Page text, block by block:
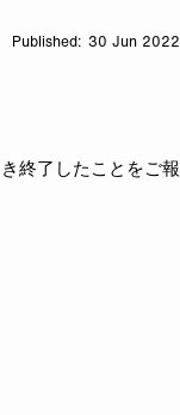
30 Jun 2022
終了したことをご報